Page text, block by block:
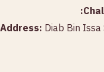
Address: Diab Bin